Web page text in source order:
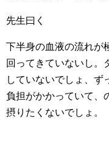
先生曰く
下半身の血液の流れが
回ってきていないし。
していないでしょ、ず
負担がかかっていて、
摂りたくないでしょ。